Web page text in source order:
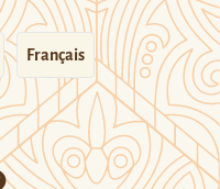
Français